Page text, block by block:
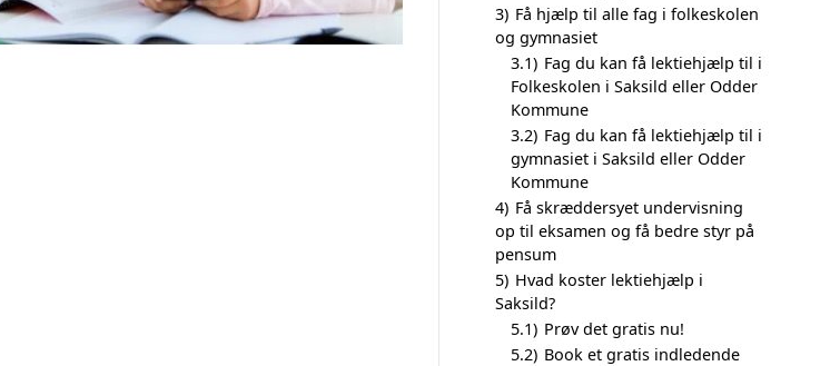
3) Få hjælp til alle fag i folkeskolen
og gymnasiet
3.1) Fag du kan få lektiehjælp til i
Folkeskolen i Saksild eller Odder
Kommune
3.2) Fag du kan få lektiehjælp til i
gymnasiet i Saksild eller Odder
Kommune
4) Få skræddersyet undervisning
op til eksamen og få bedre styr på
pensum
5) Hvad koster lektiehjælp i
Saksild?
5.1) Prøv det gratis nu!
5.2) Book et gratis indledende